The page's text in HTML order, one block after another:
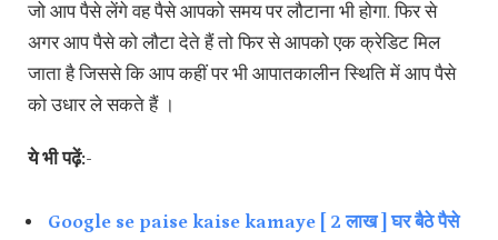
जो आप पैसे लेंगे वह पैसे आपको समय पर लौटाना भी होगा. फिर से
अगर आप पैसे को लौटा देते हैं तो फिर से आपको एक क्रेडिट मिल
जाता है जिससे कि आप कहीं पर भी आपातकालीन स्थिति में आप पैसे
को उधार ले सकते हैं ।
ये भी पढ़ें:-
Google se paise kaise kamaye [ 2 लाख ] घर बैठे पैसे